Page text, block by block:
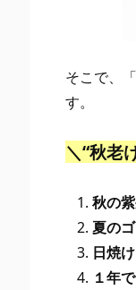
2.
2.
夏
の
ゴ
そこで、
す。
＼“秋老
秋の
夏の
日焼
１年